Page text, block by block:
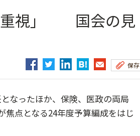
重視」 国会の見
保存
なったほか、保険、医政の両局
焦点となる24年度予算編成をはじ